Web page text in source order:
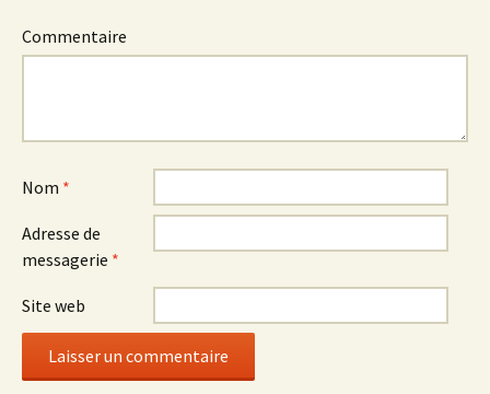
Commentaire
Nom *
Adresse de
messagerie *
Site web